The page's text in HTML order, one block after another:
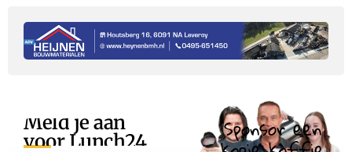
Meld je aan
voor Lunch24 Sponsor een